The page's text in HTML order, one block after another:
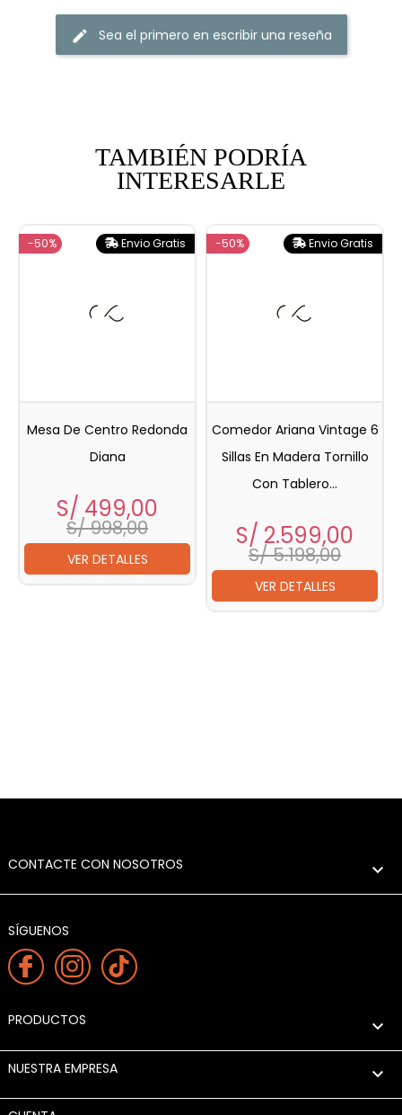
edit Sea el primero en escribir una reseña
TAMBIÉN PODRÍA
INTERESARLE
Envio Gratis
Mesa De Centro Redonda
Diana
Precio
S/ 499,00
S/ 998,00
VER DETALLES
-50% Envio Gratis
Comedor Ariana Vintage 6
Sillas En Madera Tornillo
Con Tablero...
Precio
S/ 2.599,00
S/ 5.198,00
VER DETALLES
-50%
CONTACTE CON NOSOTROS 
SÍGUENOS
PRODUCTOS 
NUESTRA EMPRESA 